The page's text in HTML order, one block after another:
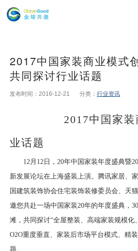
2017中国家装商业模式
共同探讨行业话题
发布时间：2016-12-21 分类： 行业资讯
2017中国家装商业
业话题
12月12日，20年中国家装年度盛典暨
新发展论坛在上海盛装上演。腾讯家居、
国建筑装饰协会住宅装饰装修委员会、天
邀您共赴一场中国家装20年的年度盛典，
滩，共同探讨“全屋整装、高端家装规模化
O2O重度垂直、家装后市场平台模式、精
题。